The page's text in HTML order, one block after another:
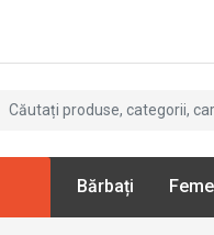
Bărbați